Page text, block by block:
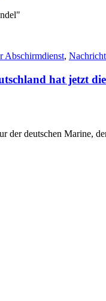
Abschirmdienst,
hat jetzt
der deutschen Marine,